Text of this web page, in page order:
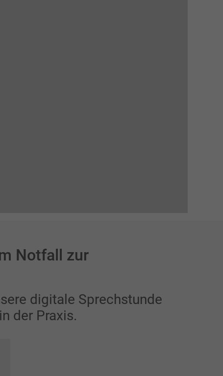
Notfall zur
digitale Sprechstunde
der Praxis.